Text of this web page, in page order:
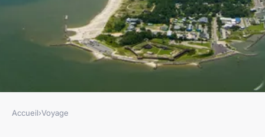
VOYAGE
Accueil›Voyage